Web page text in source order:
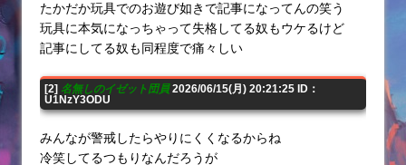
たかだか玩具でのお遊び如きで記事になってんの笑う
玩具に本気になっちゃって失格してる奴もウケるけど
記事にしてる奴も同程度で痛々しい
[2] 名無しのイゼット団員2026/06/15(月) 20:21:25 ID：
U1NzY3ODU
みんなが警戒したらやりにくくなるからね
冷笑してるつもりなんだろうが